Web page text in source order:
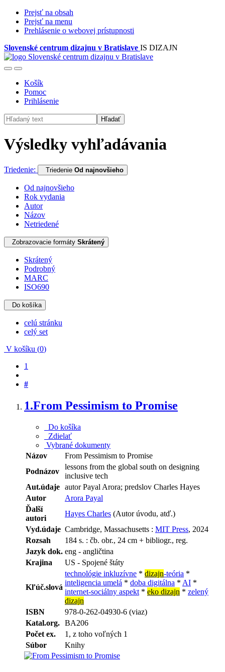
Prejsť na obsah
Prejsť na menu
Prehlásenie o webovej prístupnosti
Slovenské centrum dizajnu v Bratislave IS DIZAJN
Košík
Pomoc
Prihlásenie
Hľadať
Výsledky vyhľadávania
Triedenie: Triedenie Od najnovšieho
Od najnovšieho
Rok vydania
Autor
Názov
Netriedené
Zobrazovacie formáty Skrátený
Skrátený
Podrobný
MARC
ISO690
Do košíka
celú stránku
celý set
V košíku (0)
1
#
1.From Pessimism to Promise
Do košíka
Zdielať
Vybrané dokumenty
Názov
From Pessimism to Promise
Podnázov
lessons from the global south on designing
inclusive tech
Aut.údaje autor Payal Arora; predslov Charles Hayes
Autor
Arora Payal
Ďalší
autori
Hayes Charles (Autor úvodu, atď.)
Vyd.údaje Cambridge, Massachusetts : MIT Press, 2024
Rozsah
184 s. : čb. obr., 24 cm + bibliogr., reg.
Jazyk dok. eng - angličtina
Krajina
US - Spojené štáty
Kľúč.slová
technológie inkluzívne * dizajn-teória *
inteligencia umelá * doba digitálna * AI *
internet-sociálny aspekt * eko dizajn * zelený
dizajn
ISBN
978-0-262-04930-6 (viaz)
Katal.org. BA206
Počet ex.
1, z toho voľných 1
Súbor
Knihy